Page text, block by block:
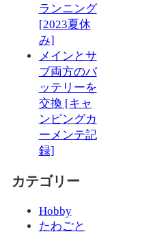
ランニング
[2023夏休
み]
メインとサ
ブ両方のバ
ッテリーを
交換 [キャ
ンピングカ
ーメンテ記
録]
カテゴリー
Hobby
たわごと